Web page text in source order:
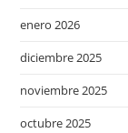
enero 2026
diciembre 2025
noviembre 2025
octubre 2025